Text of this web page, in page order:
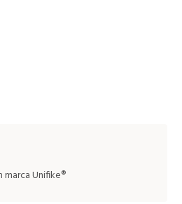
Unifike®